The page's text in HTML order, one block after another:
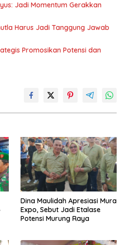
Jadi Momentum Gerakkan
Harus Jadi Tanggung Jawab
Promosikan Potensi dan
Dina Maulidah Apresiasi Mura
Expo, Sebut Jadi Etalase
Potensi Murung Raya